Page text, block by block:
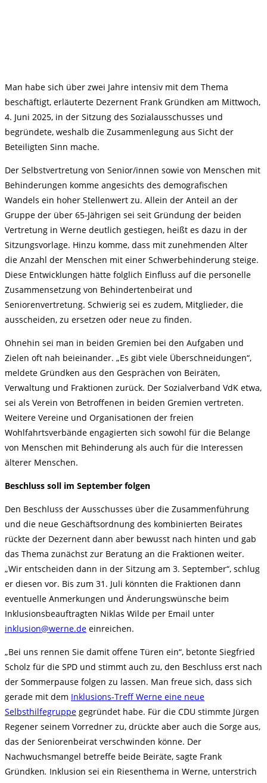
Man habe sich über zwei Jahre intensiv mit dem Thema
beschäftigt, erläuterte Dezernent Frank Gründken am Mittwoch,
4. Juni 2025, in der Sitzung des Sozialausschusses und
begründete, weshalb die Zusammenlegung aus Sicht der
Beteiligten Sinn mache.
Der Selbstvertretung von Senior/innen sowie von Menschen mit
Behinderungen komme angesichts des demografischen
Wandels ein hoher Stellenwert zu. Allein der Anteil an der
Gruppe der über 65-Jährigen sei seit Gründung der beiden
Vertretung in Werne deutlich gestiegen, heißt es dazu in der
Sitzungsvorlage. Hinzu komme, dass mit zunehmenden Alter
die Anzahl der Menschen mit einer Schwerbehinderung steige.
Diese Entwicklungen hätte folglich Einfluss auf die personelle
Zusammensetzung von Behindertenbeirat und
Seniorenvertretung. Schwierig sei es zudem, Mitglieder, die
ausscheiden, zu ersetzen oder neue zu finden.
Ohnehin sei man in beiden Gremien bei den Aufgaben und
Zielen oft nah beieinander. „Es gibt viele Überschneidungen“,
meldete Gründken aus den Gesprächen von Beiräten,
Verwaltung und Fraktionen zurück. Der Sozialverband VdK etwa,
sei als Verein von Betroffenen in beiden Gremien vertreten.
Weitere Vereine und Organisationen der freien
Wohlfahrtsverbände engagierten sich sowohl für die Belange
von Menschen mit Behinderung als auch für die Interessen
älterer Menschen.
Beschluss soll im September folgen
Den Beschluss der Ausschusses über die Zusammenführung
und die neue Geschäftsordnung des kombinierten Beirates
rückte der Dezernent dann aber bewusst nach hinten und gab
das Thema zunächst zur Beratung an die Fraktionen weiter.
„Wir entscheiden dann in der Sitzung am 3. September“, schlug
er diesen vor. Bis zum 31. Juli könnten die Fraktionen dann
eventuelle Anmerkungen und Änderungswünsche beim
Inklusionsbeauftragten Niklas Wilde per Email unter
inklusion@werne.de einreichen.
„Bei uns rennen Sie damit offene Türen ein“, betonte Siegfried
Scholz für die SPD und stimmt auch zu, den Beschluss erst nach
der Sommerpause folgen zu lassen. Man freue sich, dass sich
gerade mit dem Inklusions-Treff Werne eine neue
Selbsthilfegruppe gegründet habe. Für die CDU stimmte Jürgen
Regener seinem Vorredner zu, drückte aber auch die Sorge aus,
das der Seniorenbeirat verschwinden könne. Der
Nachwuchsmangel betreffe beide Beiräte, sagte Frank
Gründken. Inklusion sei ein Riesenthema in Werne, unterstrich